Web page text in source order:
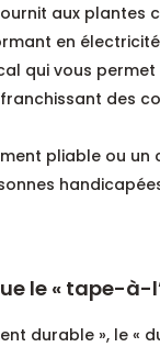
aux plantes
en électricité
qui vous
des
pliable ou
le « tape-à-
durable », le